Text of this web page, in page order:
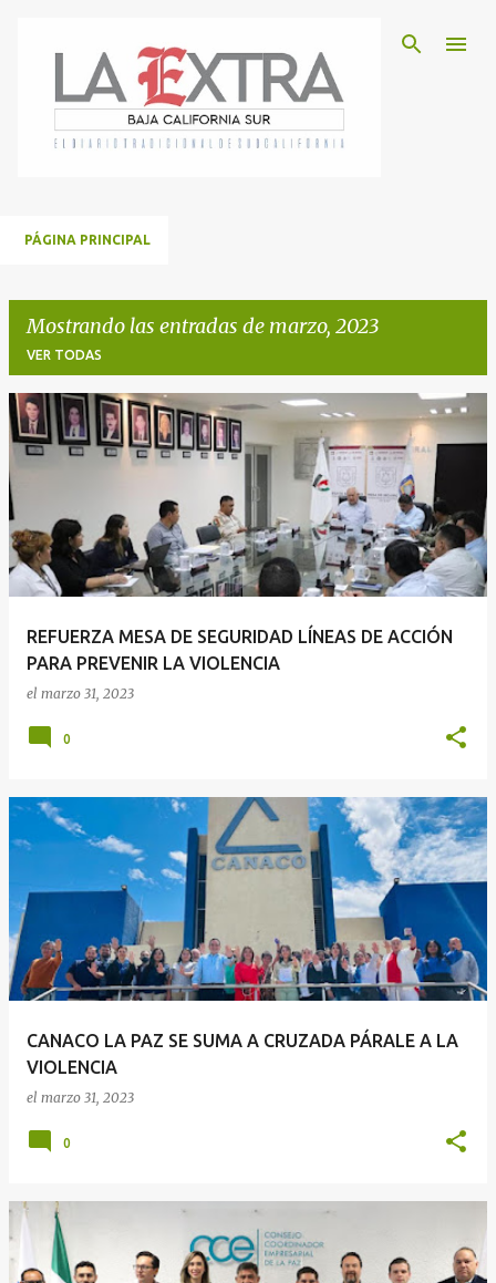
PÁGINA PRINCIPAL
Mostrando las entradas de marzo, 2023
VER TODAS
E
n
t
r
a
REFUERZA MESA DE SEGURIDAD LÍNEAS DE ACCIÓN
PARA PREVENIR LA VIOLENCIA
el marzo 31, 2023
0
CANACO LA PAZ SE SUMA A CRUZADA PÁRALE A LA
VIOLENCIA
el marzo 31, 2023
0